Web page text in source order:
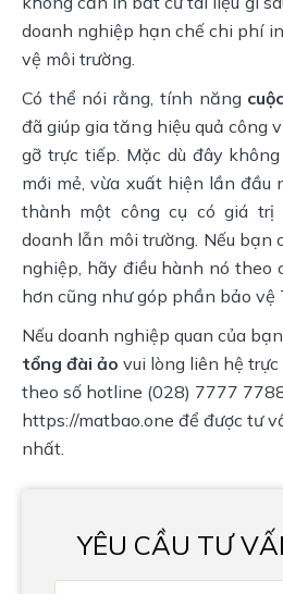
doanh nghiệp hạn chế chi phí
vệ môi trường.
Có thể nói rằng, tính năng
đã giúp gia tăng hiệu quả công
gỡ trực tiếp. Mặc dù đây
mới mẻ, vừa xuất hiện lần đầu
thành một công cụ có giá
doanh lẫn môi trường. Nếu bạn
nghiệp, hãy điều hành nó theo
hơn cũng như góp phần bảo vệ
Nếu doanh nghiệp quan của
tổng đài ảo vui lòng liên hệ
theo số hotline (028) 7777
https://matbao.one để được tư
nhất.
YÊU CẦU TƯ